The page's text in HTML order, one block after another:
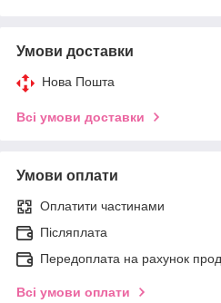
Умови доставки
Нова Пошта
Всі умови доставки
Умови оплати
Оплатити частинами
Післяплата
Передоплата на рахунок
Всі умови оплати